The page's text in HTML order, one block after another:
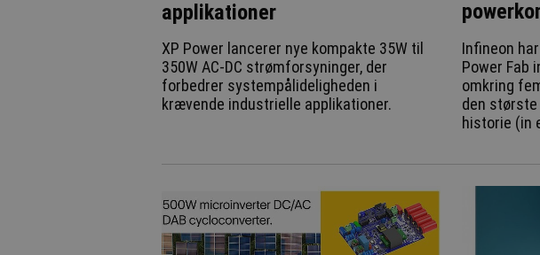
applikationer
XP Power lancerer nye kompakte 35W til
350W AC-DC strømforsyninger, der
forbedrer systempålideligheden i
krævende industrielle applikationer.
Infineon
Power Fab
omkring
den
historie (in